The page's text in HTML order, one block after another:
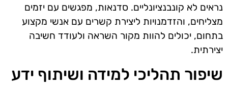
נראים לא קונבנציונליים. סדנאות, מפגשים עם יזמים
מצליחים, והזדמנויות ליצירת קשרים עם אנשי מקצוע
בתחום, יכולים להוות מקור השראה ולעודד חשיבה
יצירתית.
שיפור תהליכי למידה ושיתוף ידע